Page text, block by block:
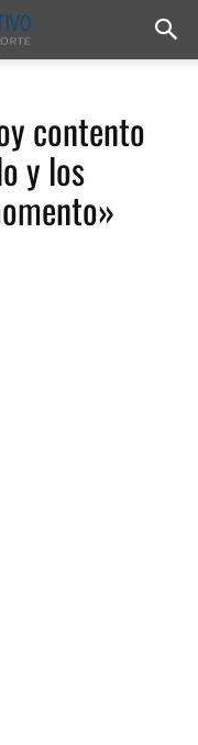
contento
y los